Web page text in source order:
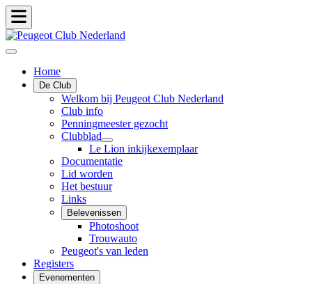
Home
De Club
Welkom bij Peugeot Club Nederland
Club info
Penningmeester gezocht
Clubblad
Le Lion inkijkexemplaar
Documentatie
Lid worden
Het bestuur
Links
Belevenissen
Photoshoot
Trouwauto
Peugeot's van leden
Registers
Evenementen